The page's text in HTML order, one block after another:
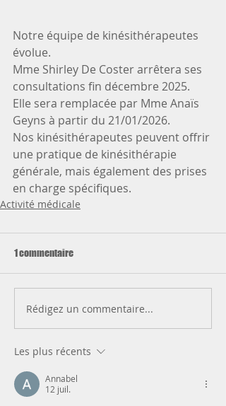
Notre équipe de kinésithérapeutes
évolue.
Mme Shirley De Coster arrêtera ses
consultations fin décembre 2025.
Elle sera remplacée par Mme Anaïs
Geyns à partir du 21/01/2026.
Nos kinésithérapeutes peuvent offrir
une pratique de kinésithérapie
générale, mais également des prises
en charge spécifiques.
Activité médicale
1 commentaire
Rédigez un commentaire...
Les plus récents
Annabel
12 juil.